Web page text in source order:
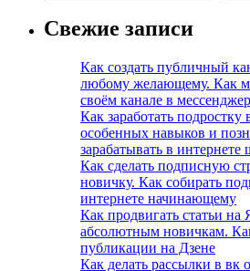
Свежие записи
Как создать публичный
любому желающему. Как
своём канале в
Как заработать подростку
особенных навыков и
зарабатывать в
Как сделать подписную
новичку. Как собирать
интернете начинающему
Как продвигать статьи на
абсолютным новичкам.
публикации на Дзене
Как делать рассылки в вк